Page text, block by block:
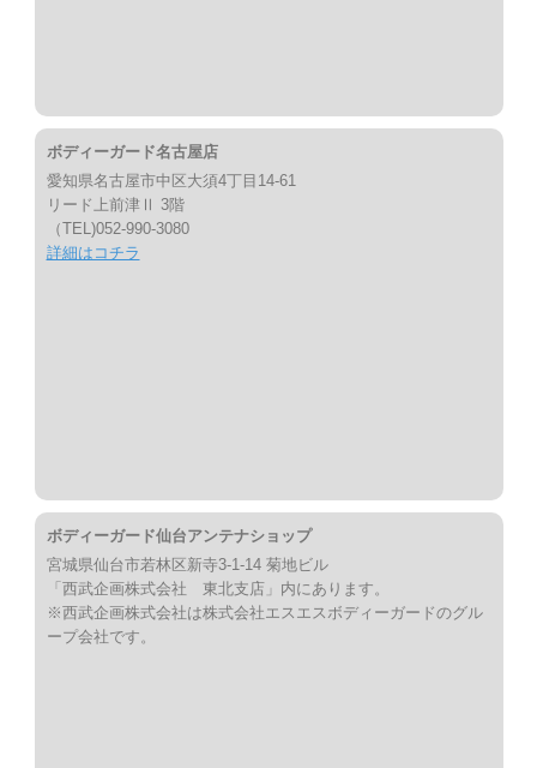
ボディーガード名古屋店
愛知県名古屋市中区大須4丁目14-61
リード上前津Ⅱ 3階
（TEL)052-990-3080
詳細はコチラ
ボディーガード仙台アンテナショップ
宮城県仙台市若林区新寺3-1-14 菊地ビル
「西武企画株式会社 東北支店」内にあります。
※西武企画株式会社は株式会社エスエスボディーガードのグル
ープ会社です。